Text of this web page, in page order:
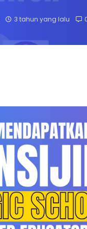
3 tahun yang lalu